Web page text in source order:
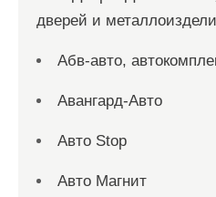
дверей и
Абв-авто,
Авангард-Авто
Авто Stop
Авто Магнит